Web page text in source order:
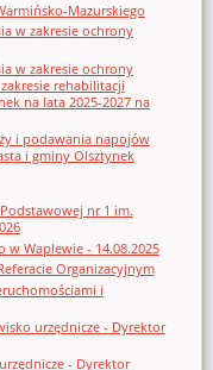
Mazurskiego
w zakresie ochrony
w zakresie ochrony
rehabilitacji
na lata 2025-2027 na
i podawania napojów
i gminy Olsztynek
nr 1 im.
w Waplewie - 14.08.2025
Organizacyjnym
i
urzędnicze - Dyrektor
- Dyrektor